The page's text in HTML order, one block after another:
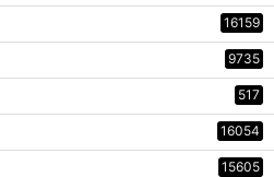
16159
9735
517
16054
15605